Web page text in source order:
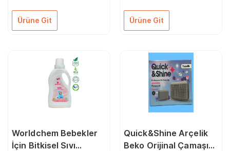
Ürüne Git Ürüne Git
Worldchem Bebekler
İçin Bitkisel Sıvı
Quick&Shine Arçelik
Beko Orijinal Çamaşır